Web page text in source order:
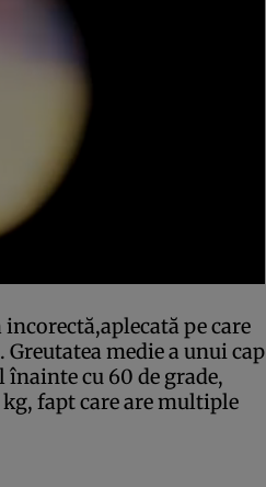
pe care
medie a unui cap
înainte cu 60 de grade,
fapt care are multiple